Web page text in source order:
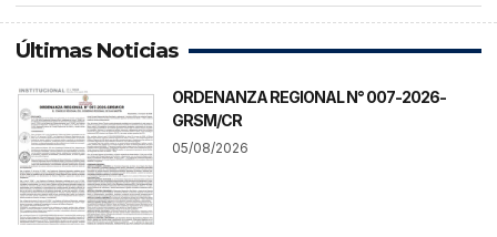
Últimas Noticias
ORDENANZA REGIONAL N° 007-2026-
GRSM/CR
05/08/2026